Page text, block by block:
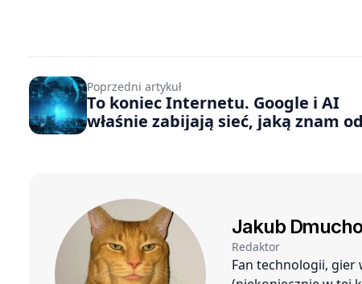
Poprzedni artykuł
To koniec Internetu. Google i AI
właśnie zabijają sieć, jaką znam
Jakub
Redaktor
Fan technologii,